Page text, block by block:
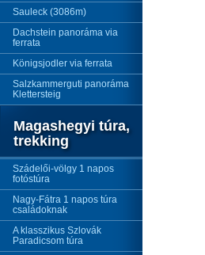
Sauleck (3086m)
Dachstein panoráma via
ferrata
Königsjodler via ferrata
Salzkammerguti panoráma
Klettersteig
Magashegyi túra,
trekking
Szádelői-völgy 1 napos
fotóstúra
Nagy-Fátra 1 napos túra
családoknak
A klasszikus Szlovák
Paradicsom túra